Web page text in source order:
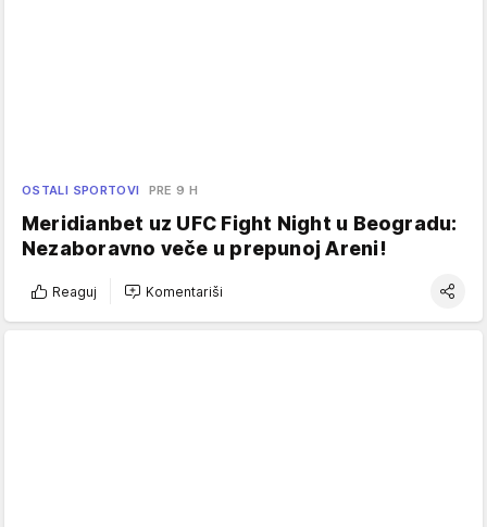
OSTALI SPORTOVI PRE 9 H
Meridianbet uz UFC Fight Night u Beogradu:
Nezaboravno veče u prepunoj Areni!
Reaguj Komentariši